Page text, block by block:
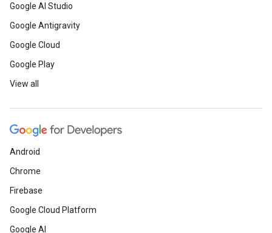
Google AI Studio
Google Antigravity
Google Cloud
Google Play
View all
Android
Chrome
Firebase
Google Cloud Platform
Google AI